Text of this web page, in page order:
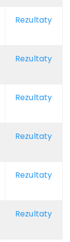
Rezultaty
Rezultaty
Rezultaty
Rezultaty
Rezultaty
Rezultaty